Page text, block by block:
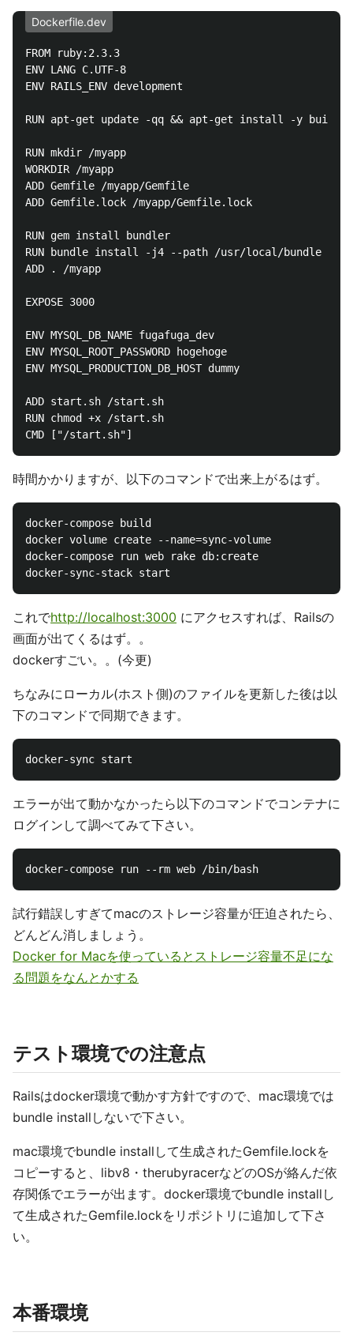
Dockerfile.dev
FROM ruby:2.3.3
ENV LANG C.UTF-8
ENV RAILS_ENV development
RUN apt-get update -qq && apt-get install -y
RUN mkdir /myapp
WORKDIR /myapp
ADD Gemfile /myapp/Gemfile
ADD Gemfile.lock /myapp/Gemfile.lock
RUN gem install bundler
RUN bundle install -j4 --path /usr/local/bundle
ADD . /myapp
EXPOSE 3000
ENV MYSQL_DB_NAME fugafuga_dev
ENV MYSQL_ROOT_PASSWORD hogehoge
ENV MYSQL_PRODUCTION_DB_HOST dummy
ADD start.sh /start.sh
RUN chmod +x /start.sh
時間かかりますが、以下のコマンドで出来上がるはず。
docker-compose build
docker volume create --name=sync-volume
docker-compose run web rake db:create
これでhttp://localhost:3000 にアクセスすれば、Railsの
画面が出てくるはず。。
dockerすごい。。(今更)
ちなみにローカル(ホスト側)のファイルを更新した後は以
下のコマンドで同期できます。
エラーが出て動かなかったら以下のコマンドでコンテナに
ログインして調べてみて下さい。
試行錯誤しすぎてmacのストレージ容量が圧迫されたら、
どんどん消しましょう。
Docker for Macを使っているとストレージ容量不足にな
る問題をなんとかする
テスト環境での注意点
Railsはdocker環境で動かす方針ですので、mac環境では
bundle installしないで下さい。
mac環境でbundle installして生成されたGemfile.lockを
コピーすると、libv8・therubyracerなどのOSが絡んだ依
存関係でエラーが出ます。docker環境でbundle installし
て生成されたGemfile.lockをリポジトリに追加して下さ
い。
本番環境